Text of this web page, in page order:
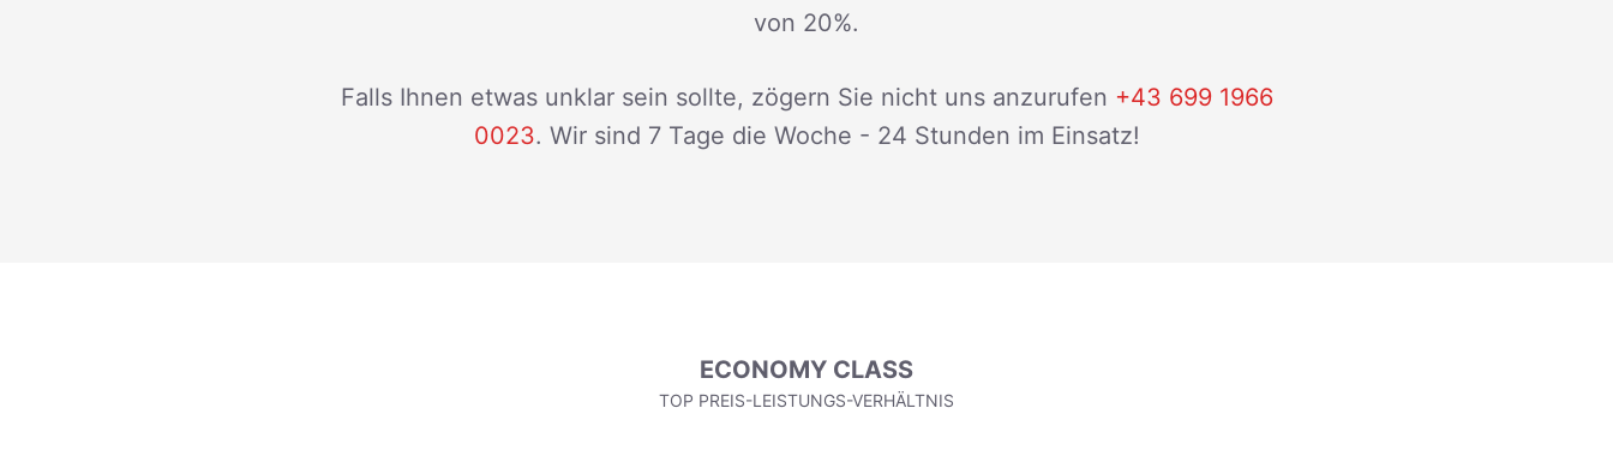
von 20%.
Falls Ihnen etwas unklar sein sollte, zögern Sie nicht uns anzurufen +43 699 1966
0023. Wir sind 7 Tage die Woche - 24 Stunden im Einsatz!
ECONOMY CLASS
TOP PREIS-LEISTUNGS-VERHÄLTNIS